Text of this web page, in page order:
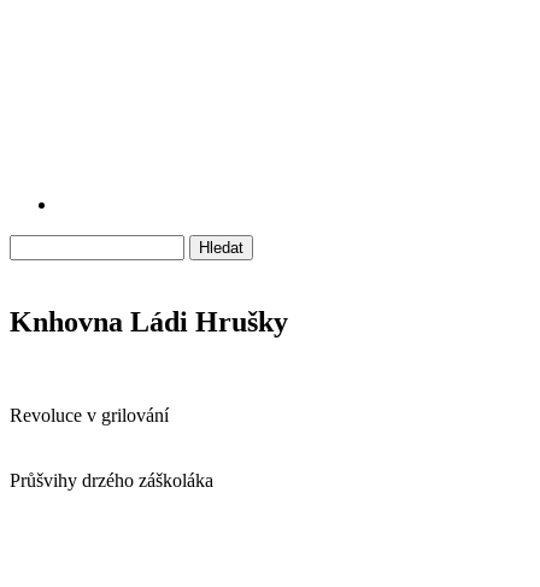
Knhovna Ládi Hrušky
Revoluce v grilování
Průšvihy drzého záškoláka